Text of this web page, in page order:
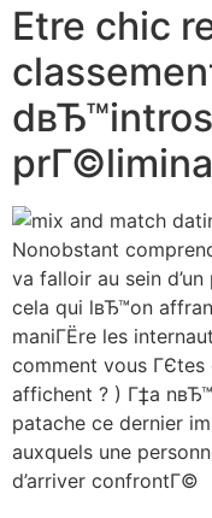
Etre chic
Nonobstant
va falloir au sein
cela qui lвЂ™on
maniГЁre les
comment vous
affichent ? ) Г‡a
patache ce dernier
auxquels une
d’arriver confrontГ©